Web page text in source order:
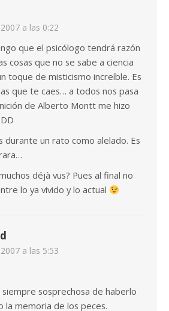
a las 0:22
que el psicólogo tendrá razón
cosas que no se sabe a ciencia
toque de misticismo increíble. Es
que te caes… a todos nos pasa
de Alberto Montt me hizo
durante un rato como alelado. Es
déjà vus? Pues al final no
lo ya vivido y lo actual
a las 5:53
siempre sosprechosa de haberlo
la memoria de los peces.